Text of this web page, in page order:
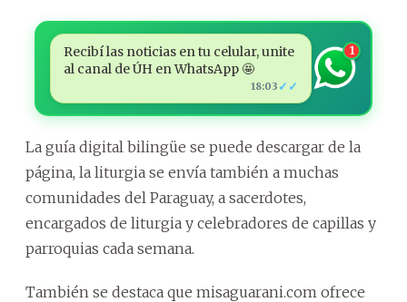
Recibí las noticias en tu celular, unite
al canal de ÚH en WhatsApp 🤩
18:03 ✓✓
1
La guía digital bilingüe se puede descargar de la
página, la liturgia se envía también a muchas
comunidades del Paraguay, a sacerdotes,
encargados de liturgia y celebradores de capillas y
parroquias cada semana.
También se destaca que misaguarani.com ofrece